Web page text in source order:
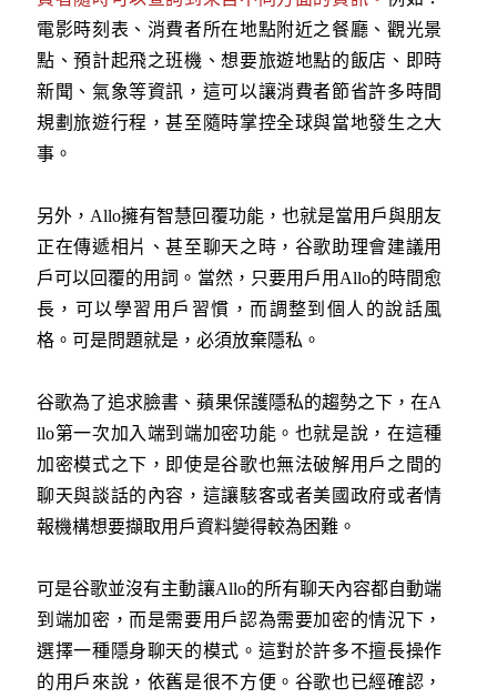
電影時刻表、消費者所在地點附近之餐廳、觀光景
點、預計起飛之班機、想要旅遊地點的飯店、即時
新聞、氣象等資訊，這可以讓消費者節省許多時間
規劃旅遊行程，甚至隨時掌控全球與當地發生之大
事。
另外，Allo擁有智慧回覆功能，也就是當用戶與朋友
正在傳遞相片、甚至聊天之時，谷歌助理會建議用
戶可以回覆的用詞。當然，只要用戶用Allo的時間愈
長，可以學習用戶習慣，而調整到個人的說話風
格。可是問題就是，必須放棄隱私。
谷歌為了追求臉書、蘋果保護隱私的趨勢之下，在A
llo第一次加入端到端加密功能。也就是說，在這種
加密模式之下，即使是谷歌也無法破解用戶之間的
聊天與談話的內容，這讓駭客或者美國政府或者情
報機構想要擷取用戶資料變得較為困難。
可是谷歌並沒有主動讓Allo的所有聊天內容都自動端
到端加密，而是需要用戶認為需要加密的情況下，
選擇一種隱身聊天的模式。這對於許多不擅長操作
的用戶來說，依舊是很不方便。谷歌也已經確認，